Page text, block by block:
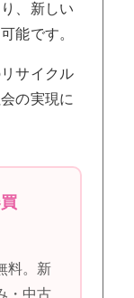
、新しい
能です。
サイクル
の実現に
料。新
・中古